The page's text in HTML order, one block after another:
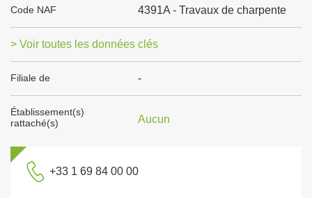
Code NAF 4391A - Travaux de charpente
> Voir toutes les données clés
Filiale de -
Établissement(s)
rattaché(s)
Aucun
+33 1 69 84 00 00